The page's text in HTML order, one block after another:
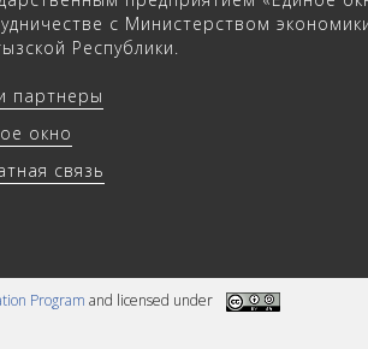
с Министерством
Республики.
партнеры
окно
связь
Program and licensed under